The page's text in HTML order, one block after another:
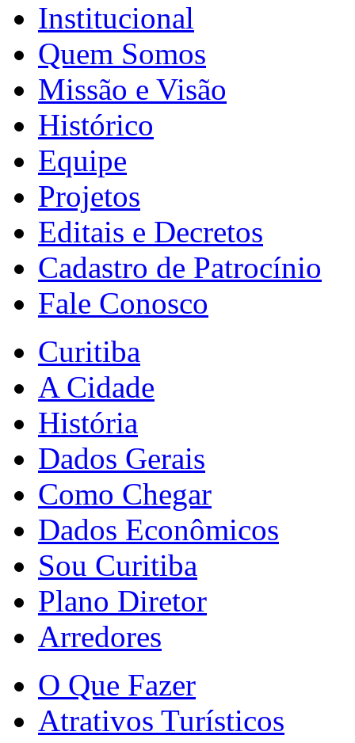
Institucional
Quem Somos
Missão e Visão
Histórico
Equipe
Projetos
Editais e Decretos
Cadastro de Patrocínio
Fale Conosco
Curitiba
A Cidade
História
Dados Gerais
Como Chegar
Dados Econômicos
Sou Curitiba
Plano Diretor
Arredores
O Que Fazer
Atrativos Turísticos